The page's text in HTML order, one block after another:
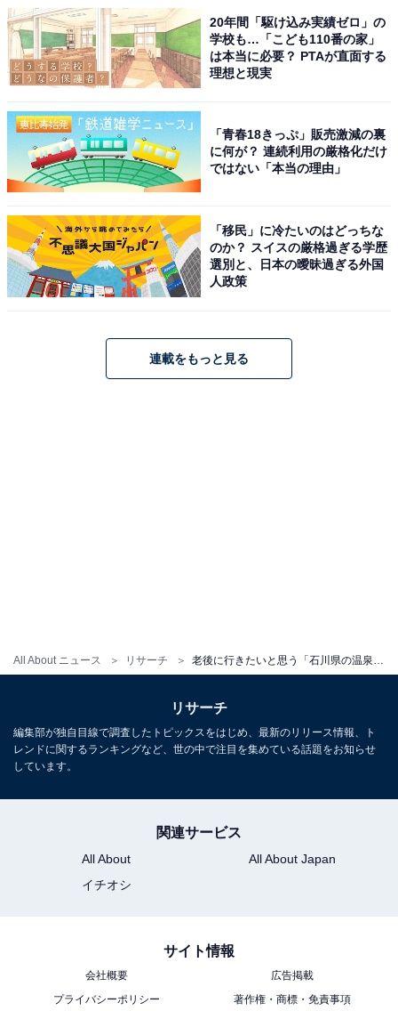
All About ニュース リサーチ
こちらもおすすめ
老後に行きたいと思う「福井県の温泉地」ラン
キング！ 2位「東尋坊三国温泉」を抑えた1位
20年間「駆け込み実績ゼロ」の
学校も…「こども110番の家」
は本当に必要？ PTAが直面する
理想と現実
「青春18きっぷ」販売激減の裏
に何が？ 連続利用の厳格化だけ
ではない「本当の理由」
「移民」に冷たいのはどっちな
のか？ スイスの厳格過ぎる学歴
選別と、日本の曖昧過ぎる外国
人政策
連載をもっと見る
リサーチ
編集部が独自目線で調査したトピックスをはじめ、最新のリリース情報、ト
レンドに関するランキングなど、世の中で注目を集めている話題をお知らせ
しています。
関連サービス
All About
All About Japan
イチオシ
サイト情報
会社概要
広告掲載
プライバシーポリシー
著作権・商標・免責事項